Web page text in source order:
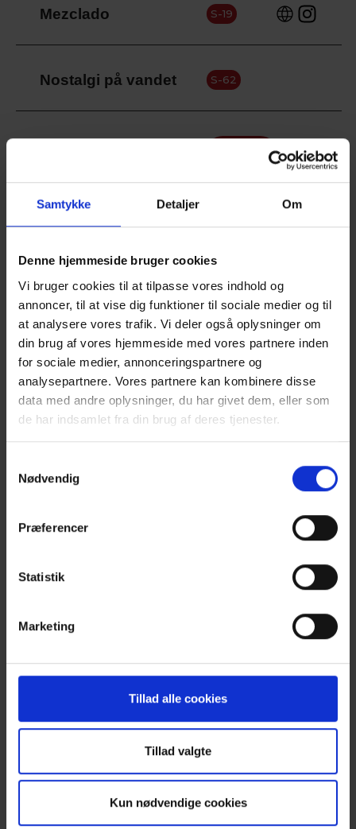
Samtykke Detaljer Om
Denne hjemmeside bruger cookies
Vi bruger cookies til at tilpasse vores indhold og
annoncer, til at vise dig funktioner til sociale medier og til
at analysere vores trafik. Vi deler også oplysninger om
din brug af vores hjemmeside med vores partnere inden
for sociale medier, annonceringspartnere og
analysepartnere. Vores partnere kan kombinere disse
data med andre oplysninger, du har givet dem, eller som
de har indsamlet fra din brug af deres tjenester.
Nødvendig
Præferencer
Statistik
Marketing
Tillad alle cookies
Tillad valgte
Kun nødvendige cookies
Mezclado S-19
Nostalgi på vandet S-62
Pantaenius
Princess Yachts
Denmark
G-22
Ranum Efterskole
College
Ø-02 og F-
04
Reese Marin
Riggerne V-34
G-06 og G-
Row For Police